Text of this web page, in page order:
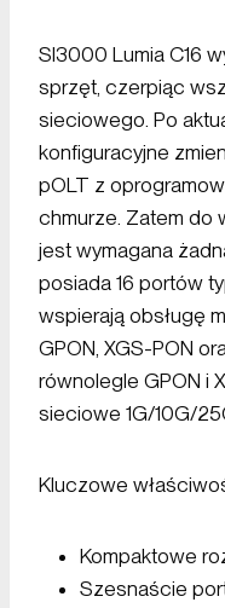
SI3000 Lumia C16
sprzęt, czerpiąc
sieciowego. Po
konfiguracyjne
pOLT z
chmurze. Zatem do
jest wymagana
posiada 16 portów
wspierają obsługę
GPON, XGS-PON
równolegle GPON i
sieciowe 1G/10G/
Kluczowe
Kompaktowe
Szesnaście